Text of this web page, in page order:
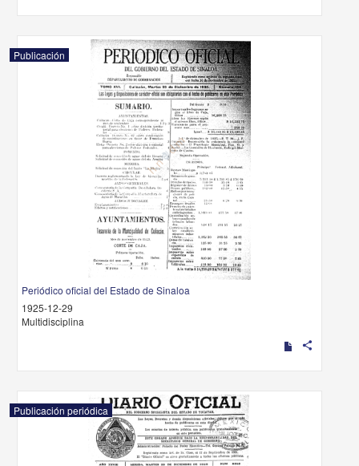
Publicación
Periódico oficial del Estado de Sinaloa
1925-12-29
Multidisciplina
share
Publicación periódica